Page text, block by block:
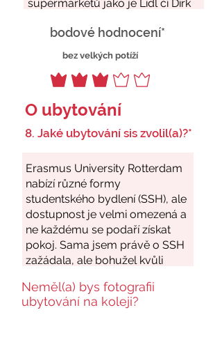
bodové hodnocení*
bez velkých potíží
O ubytování
8. Jaké ubytování sis zvolil(a)?*
Neměl(a) bys fotografii
ubytování na koleji?